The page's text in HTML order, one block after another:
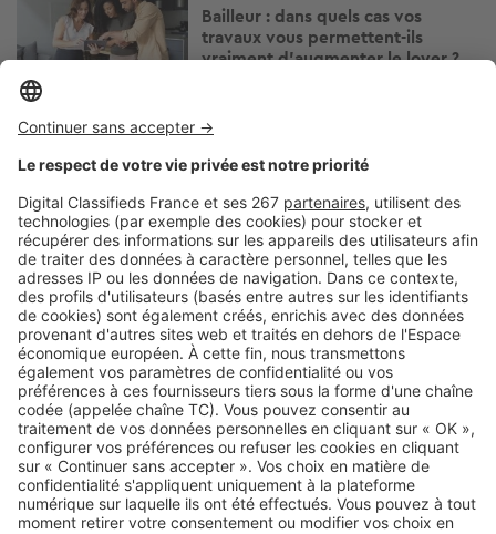
Bailleur : dans quels cas vos
travaux vous permettent-ils
vraiment d’augmenter le loyer ?
Image
Volet roulant en panne : locataire
ou propriétaire, à qui revient la
facture ?
Image
Louer
Logement social : pourquoi le
système HLM est sous pression